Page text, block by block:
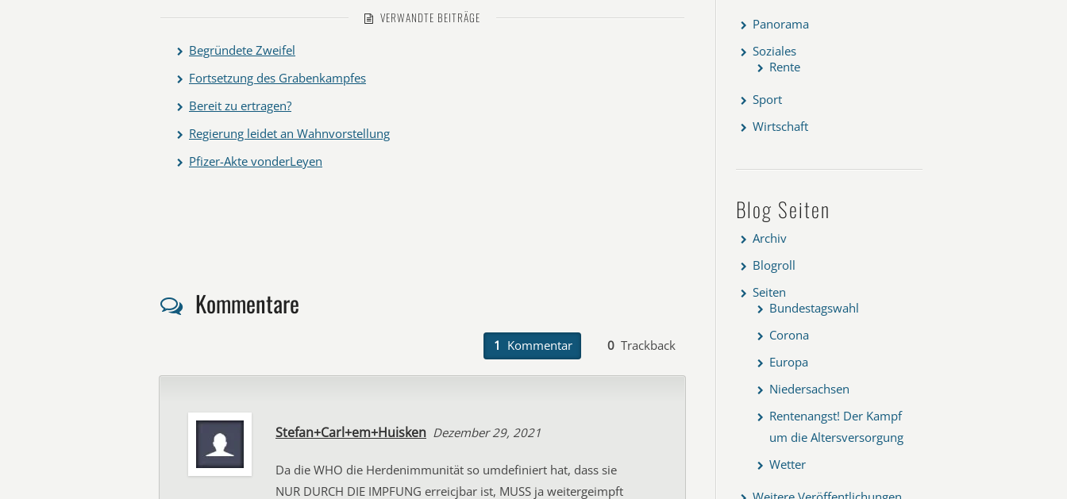
VERWANDTE BEITRÄGE
Begründete Zweifel
Fortsetzung des Grabenkampfes
Bereit zu ertragen?
Regierung leidet an Wahnvorstellung
Pfizer-Akte vonderLeyen
Kommentare
1 Kommentar 0 Trackback
Stefan+Carl+em+Huisken Dezember 29, 2021
Da die WHO die Herdenimmunität so umdefiniert hat, dass sie
NUR DURCH DIE IMPFUNG erreicjbar ist, MUSS ja weitergeimpft
Panorama
Soziales
Rente
Sport
Wirtschaft
Blog Seiten
Archiv
Blogroll
Seiten
Bundestagswahl
Corona
Europa
Niedersachsen
Rentenangst! Der Kampf
um die Altersversorgung
Wetter